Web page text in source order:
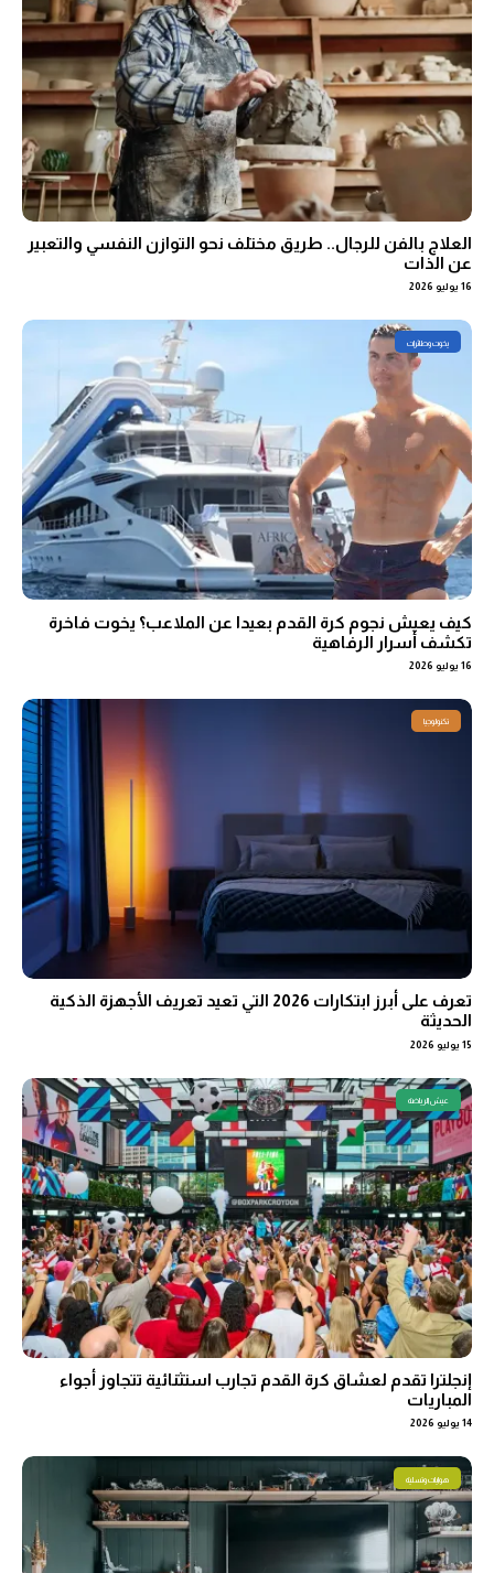
العلاج بالفن للرجال.. طريق مختلف نحو التوازن النفسي والتعبير
عن الذات
16 يوليو 2026
يخوت وطائرات
كيف يعيش نجوم كرة القدم بعيدا عن الملاعب؟ يخوت فاخرة
تكشف أسرار الرفاهية
16 يوليو 2026
تكنولوجيا
تعرف على أبرز ابتكارات 2026 التي تعيد تعريف الأجهزة الذكية
الحديثة
15 يوليو 2026
عيش الرياضة
إنجلترا تقدم لعشاق كرة القدم تجارب استثنائية تتجاوز أجواء
المباريات
14 يوليو 2026
هوايات وتسلية